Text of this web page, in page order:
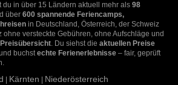
du in über 15 Ländern aktuell mehr als 98
über 600 spannende Feriencamps,
in Deutschland, Österreich, der Schweiz
versteckte Gebühren, ohne Aufschläge und
. Du siehst die aktuellen Preise
buchstechte Ferienerlebnisse – fair, geprüft
Kärnten Niederösterreich